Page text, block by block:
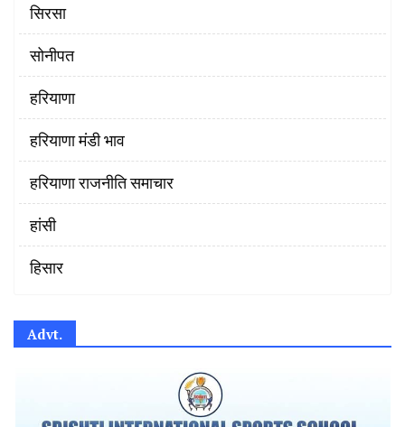
सिरसा
सोनीपत
हरियाणा
हरियाणा मंडी भाव
हरियाणा राजनीति समाचार
हांसी
हिसार
Advt.